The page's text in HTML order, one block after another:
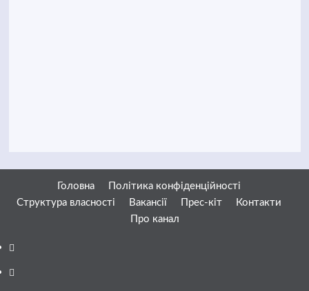
Головна
Політика конфіденційності
Структура власності
Вакансії Прес-кіт
Контакти
Про канал
Facebook
YouTube